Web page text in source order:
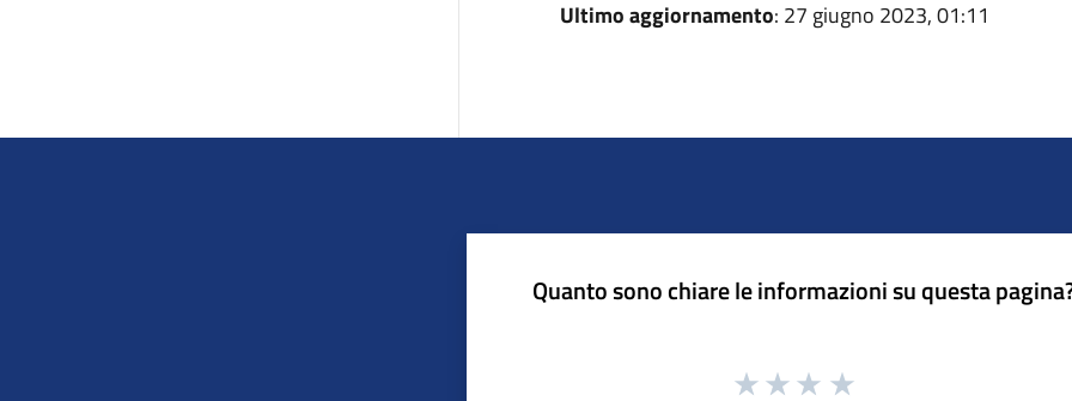
Ultimo aggiornamento: 27 giugno 2023, 01:11
Quanto sono chiare le informazioni su questa